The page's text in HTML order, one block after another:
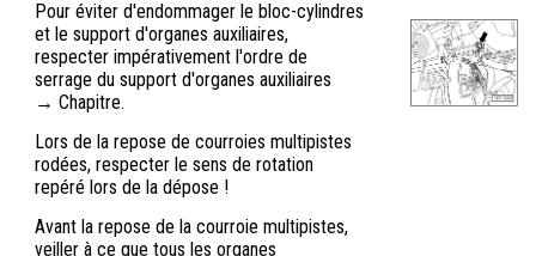
Pour éviter d'endommager le bloc-cylindres
et le support d'organes auxiliaires,
respecter impérativement l'ordre de
serrage du support d'organes auxiliaires
→ Chapitre.
Lors de la repose de courroies multipistes
rodées, respecter le sens de rotation
repéré lors de la dépose !
Avant la repose de la courroie multipistes,
veiller à ce que tous les organes